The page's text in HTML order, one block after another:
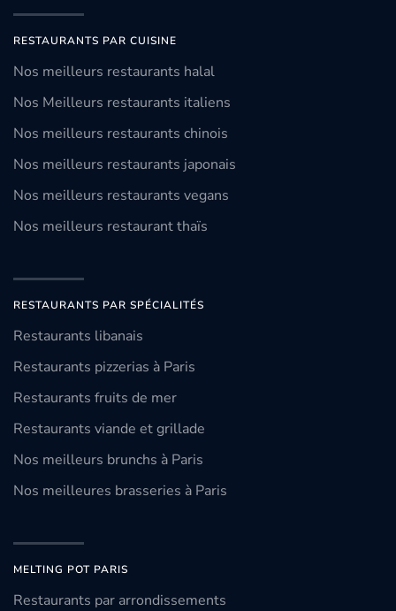
RESTAURANTS PAR CUISINE
Nos meilleurs restaurants halal
Nos Meilleurs restaurants italiens
Nos meilleurs restaurants chinois
Nos meilleurs restaurants japonais
Nos meilleurs restaurants vegans
Nos meilleurs restaurant thaïs
RESTAURANTS PAR SPÉCIALITÉS
Restaurants libanais
Restaurants pizzerias à Paris
Restaurants fruits de mer
Restaurants viande et grillade
Nos meilleurs brunchs à Paris
Nos meilleures brasseries à Paris
MELTING POT PARIS
Restaurants par arrondissements